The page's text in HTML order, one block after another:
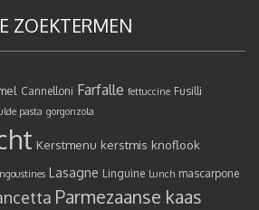
ZOEKTERMEN
Cannelloni Farfalle fettuccine Fusilli
pasta gorgonzola
Kerstmenu kerstmis knoflook
Lasagne Linguine Lunch mascarpone
Parmezaanse kaas